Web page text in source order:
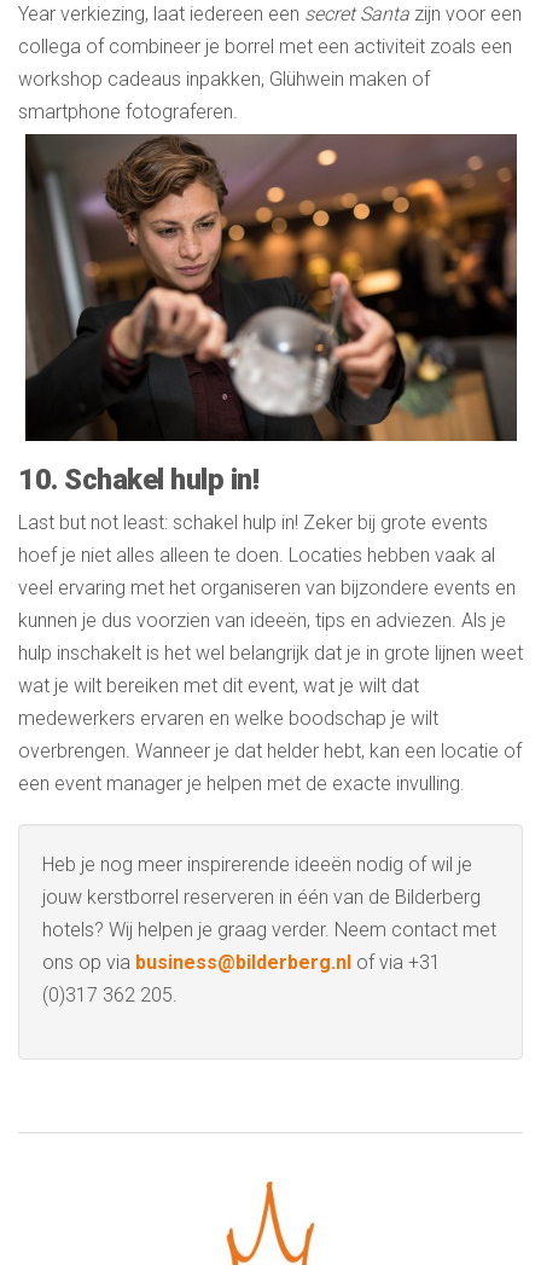
Year verkiezing, laat iedereen een secret Santa zijn voor een
collega of combineer je borrel met een activiteit zoals een
workshop cadeaus inpakken, Glühwein maken of
smartphone fotograferen.
10. Schakel hulp in!
Last but not least: schakel hulp in! Zeker bij grote events
hoef je niet alles alleen te doen. Locaties hebben vaak al
veel ervaring met het organiseren van bijzondere events en
kunnen je dus voorzien van ideeën, tips en adviezen. Als je
hulp inschakelt is het wel belangrijk dat je in grote lijnen weet
wat je wilt bereiken met dit event, wat je wilt dat
medewerkers ervaren en welke boodschap je wilt
overbrengen. Wanneer je dat helder hebt, kan een locatie of
een event manager je helpen met de exacte invulling.
Heb je nog meer inspirerende ideeën nodig of wil je
jouw kerstborrel reserveren in één van de Bilderberg
hotels? Wij helpen je graag verder. Neem contact met
ons op via business@bilderberg.nl of via +31
(0)317 362 205.